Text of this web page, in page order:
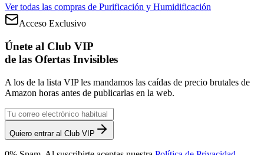
Ver todas las compras de Purificación y Humidificación
Acceso Exclusivo
Únete al Club VIP
de las Ofertas Invisibles
A los de la lista VIP les mandamos las caídas de precio brutales de
Amazon horas antes de publicarlas en la web.
Quiero entrar al Club VIP